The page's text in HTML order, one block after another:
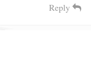
Reply